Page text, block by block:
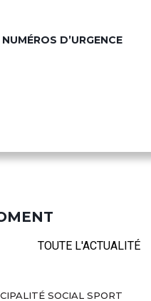
NUMÉROS D’URGENCE
TOUTE L'ACTUALITÉ
SOCIAL SPORT